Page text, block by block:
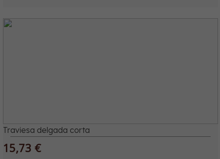
Traviesa delgada corta
15,73 €